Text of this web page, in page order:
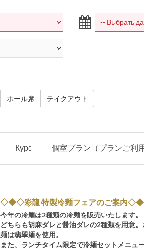
ホール席 テイクアウト
Курс 個室プラン（プランご利
◇◆◇彩龍 特製冷麺フェアのご案内
今年の冷麺は2種類の冷麺を販売いたします。
どちらも胡麻ダレと醤油ダレの2種類を用意
麺は翡翠麺を使用。
また、ランチタイム限定で冷麺セットメニュ